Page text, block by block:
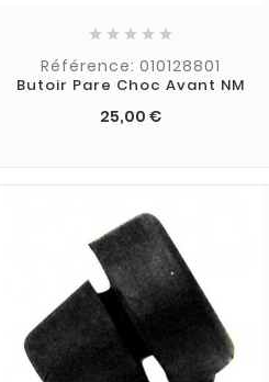
    
Référence: 010128801
Butoir Pare Choc Avant NM
25,00 €